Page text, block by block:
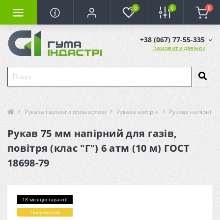
0 0 0
+38 (067) 77-55-335
Замовити дзвінок
Рукава і шланги промислові Рукава напірні Рукава напірні
Рукав 75 мм напірний для газів,
повітря (клас "Г") 6 атм (10 м) ГОСТ
18698-79
18 місяців гарантії
Популярний